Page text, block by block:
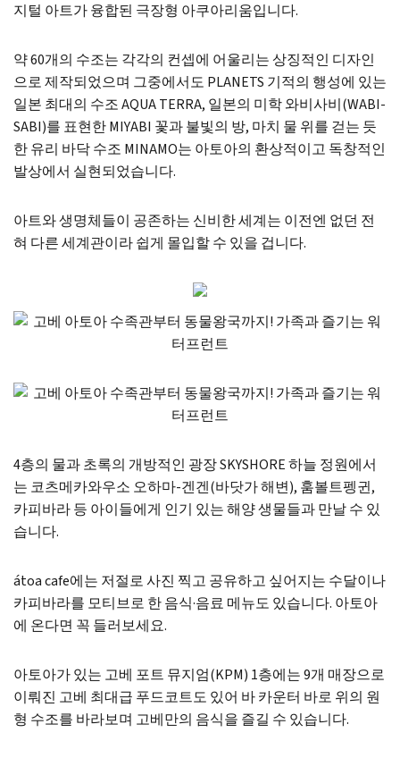
지털 아트가 융합된 극장형 아쿠아리움입니다.
약 60개의 수조는 각각의 컨셉에 어울리는 상징적인 디자인
으로 제작되었으며 그중에서도 PLANETS 기적의 행성에 있는
일본 최대의 수조 AQUA TERRA, 일본의 미학 와비사비(WABI-
SABI)를 표현한 MIYABI 꽃과 불빛의 방, 마치 물 위를 걷는 듯
한 유리 바닥 수조 MINAMO는 아토아의 환상적이고 독창적인
발상에서 실현되었습니다.
아트와 생명체들이 공존하는 신비한 세계는 이전엔 없던 전
혀 다른 세계관이라 쉽게 몰입할 수 있을 겁니다.
4층의 물과 초록의 개방적인 광장 SKYSHORE 하늘 정원에서
는 코츠메카와우소 오하마-겐겐(바닷가 해변), 훔볼트펭귄,
카피바라 등 아이들에게 인기 있는 해양 생물들과 만날 수 있
습니다.
átoa cafe에는 저절로 사진 찍고 공유하고 싶어지는 수달이나
카피바라를 모티브로 한 음식·음료 메뉴도 있습니다. 아토아
에 온다면 꼭 들러보세요.
아토아가 있는 고베 포트 뮤지엄(KPM) 1층에는 9개 매장으로
이뤄진 고베 최대급 푸드코트도 있어 바 카운터 바로 위의 원
형 수조를 바라보며 고베만의 음식을 즐길 수 있습니다.